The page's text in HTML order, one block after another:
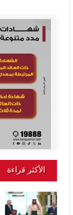
الأكثر قراءة